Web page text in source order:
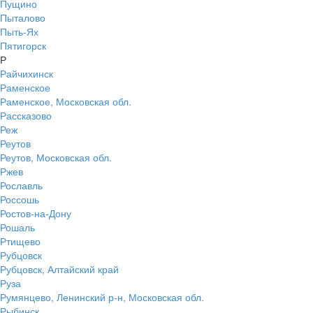
Пущино
Пыталово
Пыть-Ях
Пятигорск
Р
Райчихинск
Раменское
Раменское, Московская обл.
Рассказово
Реж
Реутов
Реутов, Московская обл.
Ржев
Рославль
Россошь
Ростов-на-Дону
Рошаль
Ртищево
Рубцовск
Рубцовск, Алтайский край
Руза
Румянцево, Ленинский р-н, Московская обл.